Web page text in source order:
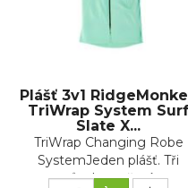
Plášť 3v1
TriWrap System Surf
Slate X...
TriWrap Changing Robe
SystemJeden plášť. Tři
způsoby nošení....